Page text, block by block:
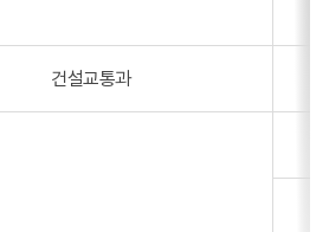
건설교통과